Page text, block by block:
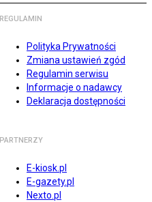
REGULAMIN
Polityka Prywatności
Zmiana ustawień zgód
Regulamin serwisu
Informacje o nadawcy
Deklaracja dostępności
PARTNERZY
E-kiosk.pl
E-gazety.pl
Nexto.pl